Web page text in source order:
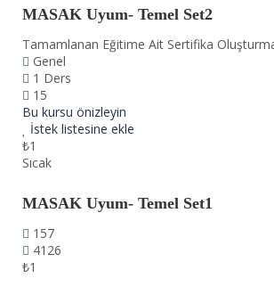
MASAK Uyum- Temel Set2
Tamamlanan Eğitime Ait Sertifika
Genel
1 Ders
15
Bu kursu önizleyin
İstek listesine ekle
₺1
Sıcak
MASAK Uyum- Temel Set1
157
4126
₺1